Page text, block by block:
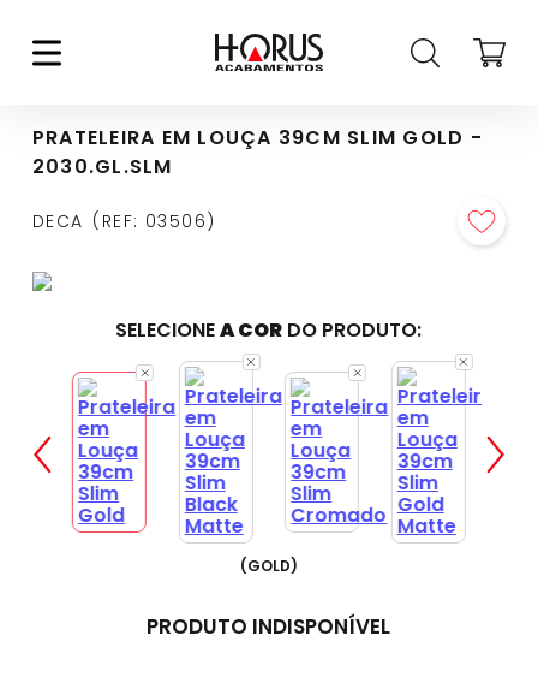
PRATELEIRA EM LOUÇA 39CM SLIM GOLD -
2030.GL.SLM
DECA REF: 03506
SELECIONEA COR DO PRODUTO:
(GOLD)
PRODUTO INDISPONÍVEL